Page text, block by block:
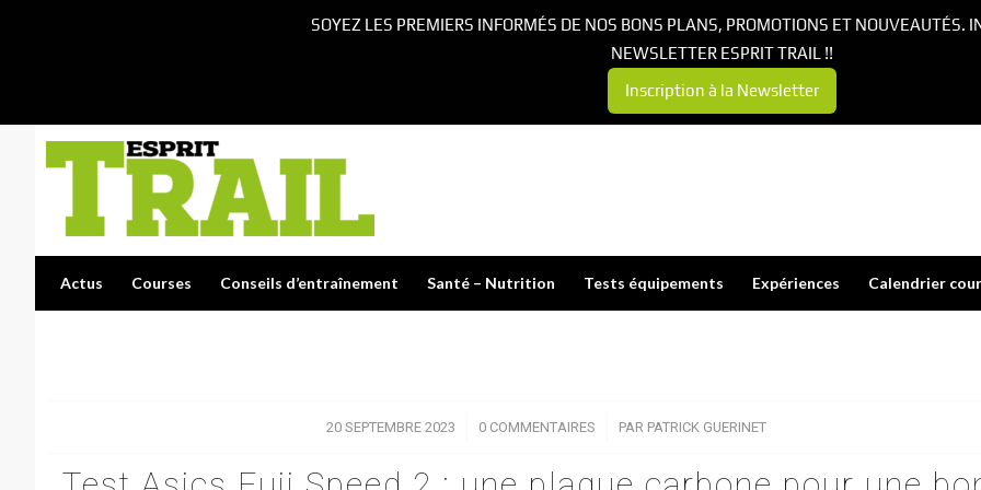
Actus Courses Conseils d’entraînement Santé – Nutrition Tests équipements Expériences Calendrier
20 SEPTEMBRE 2023
/ 0 COMMENTAIRES
/ PAR PATRICK GUERINET
SOYEZ LES PREMIERS INFORMÉS DE NOS BONS PLANS, PROMOTIONS ET NOUVEAUTÉS.
NEWSLETTER ESPRIT TRAIL !!
Inscription à la Newsletter